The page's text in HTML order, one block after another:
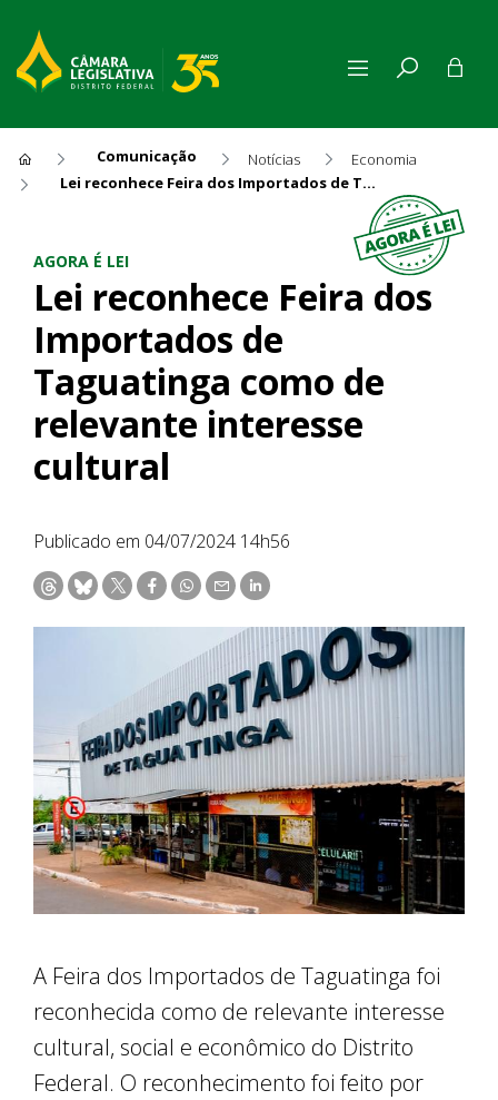
Comunicação Notícias
Economia
Lei reconhece Feira dos Importados de Taguatinga como de relevante interesse cultural
Lei reconhece Feira dos
AGORA É LEI
Lei reconhece Feira dos
Importados de
Taguatinga como de
relevante interesse
cultural
Publicado em 04/07/2024 14h56
A Feira dos Importados de Taguatinga foi
reconhecida como de relevante interesse
cultural, social e econômico do Distrito
Federal. O reconhecimento foi feito por